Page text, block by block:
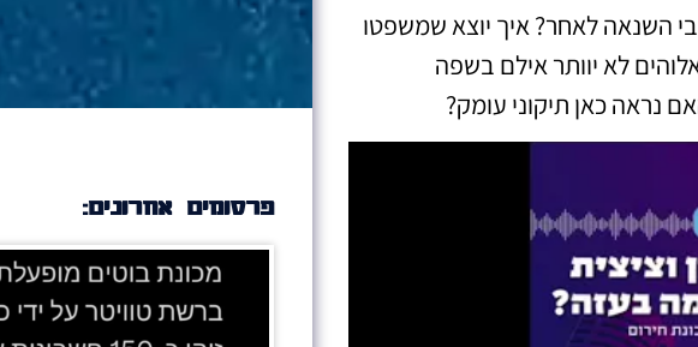
השנאה לאחר? איך יוצא שמשפטו
לא יוותר אילם בשפה
נראה כאן תיקוני עומק?
פרסומים אחרונים: